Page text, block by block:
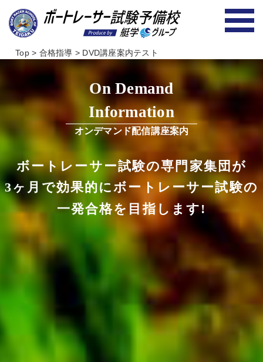
Top> 合格指導 > DVD講座案内テスト
On Demand
Information
オンデマンド配信講座案内
ボートレーサー試験の専門家集団が
3ヶ月で効果的にボートレーサー試験の
一発合格を目指します!